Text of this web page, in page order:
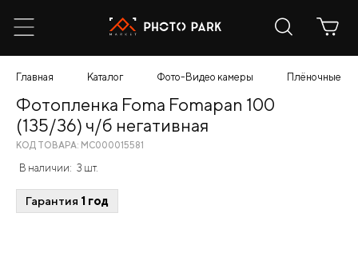
Главная Каталог Фото-Видео камеры Плёночные
Фотопленка Foma Fomapan 100
(135/36) ч/б негативная
КОД ТОВАРА: МС000015581
В наличии: 3 шт.
Гарантия 1 год